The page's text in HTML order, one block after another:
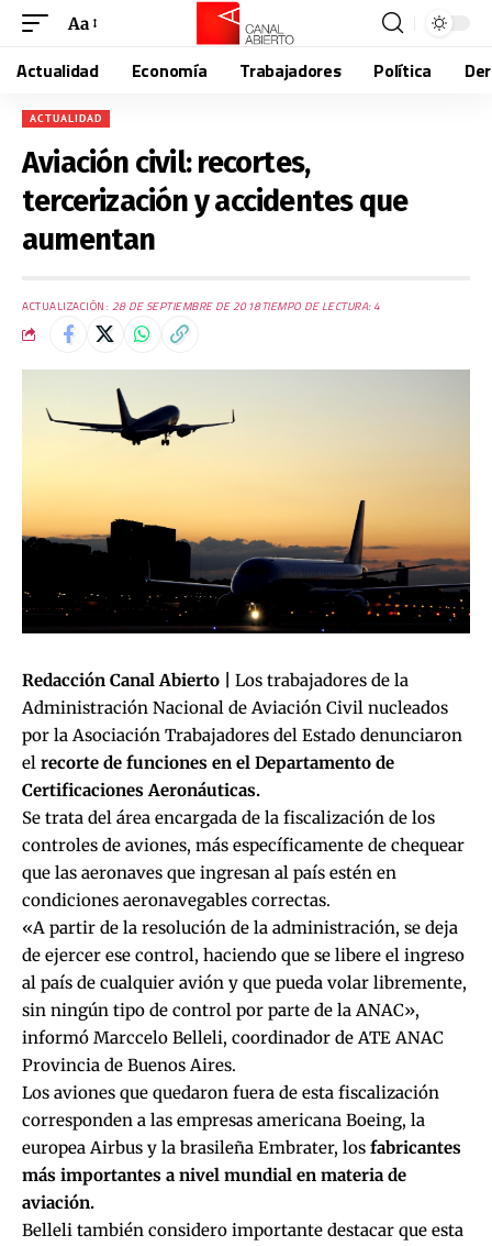
Aa
Actualidad Economía Trabajadores Política
ACTUALIDAD
Aviación civil: recortes,
tercerización y accidentes que
aumentan
ACTUALIZACIÓN: 28 DE SEPTIEMBRE DE 2018TIEMPO DE LECTURA: 4
Redacción Canal Abierto |
Los trabajadores de la
Administración Nacional de Aviación Civil nucleados
por la Asociación Trabajadores del Estado denunciaron
el recorte de funciones en el Departamento de
Certificaciones Aeronáuticas.
Se trata del área encargada de la fiscalización de los
controles de aviones, más específicamente de chequear
que las aeronaves que ingresan al país estén en
condiciones aeronavegables correctas.
«A partir de la resolución de la administración, se deja
de ejercer ese control, haciendo que se libere el ingreso
al país de cualquier avión y que pueda volar libremente,
sin ningún tipo de control por parte de la ANAC»,
informó Marccelo Belleli, coordinador de ATE ANAC
Provincia de Buenos Aires.
Los aviones que quedaron fuera de esta fiscalización
corresponden a las empresas americana Boeing, la
europea Airbus y la brasileña Embrater, los fabricantes
más importantes a nivel mundial en materia de
aviación.
Belleli también considero importante destacar que esta